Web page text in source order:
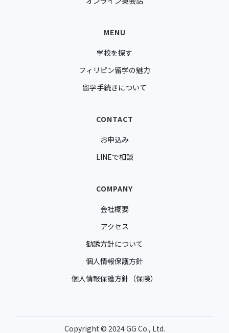
MENU
学校を探す
フィリピン留学の魅力
留学手続きについて
CONTACT
お申込み
LINEで相談
COMPANY
会社概要
アクセス
勧誘方針について
個人情報保護方針
個人情報保護方針（保険）
Copyright © 2024 GG Co., Ltd.